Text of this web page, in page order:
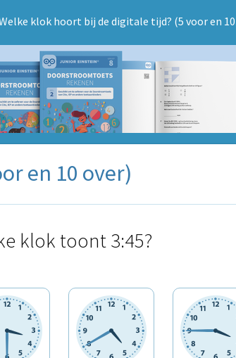
klok hoort bij de digitale tijd? (5 voor en
en 10 over)
klok toont 3:45?